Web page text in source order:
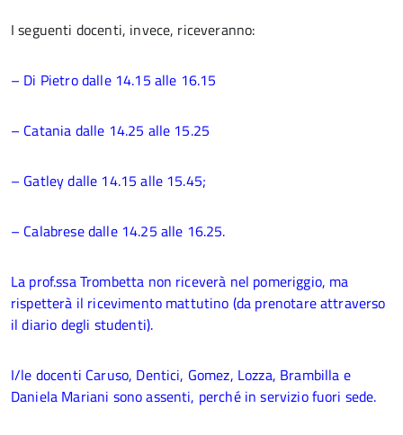
I seguenti docenti, invece, riceveranno:
– Di Pietro dalle 14.15 alle 16.15
– Catania dalle 14.25 alle 15.25
– Gatley dalle 14.15 alle 15.45;
– Calabrese dalle 14.25 alle 16.25.
La prof.ssa Trombetta non riceverà nel pomeriggio, ma
rispetterà il ricevimento mattutino (da prenotare attraverso
il diario degli studenti).
I/le docenti Caruso, Dentici, Gomez, Lozza, Brambilla e
Daniela Mariani sono assenti, perché in servizio fuori sede.